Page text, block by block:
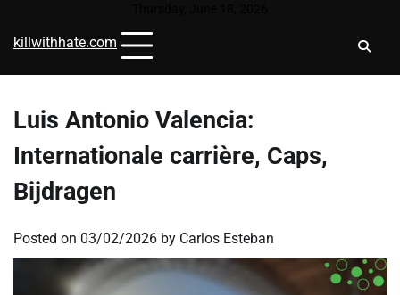
content
killwithhate.com
Luis Antonio Valencia:
Internationale carrière, Caps,
Bijdragen
Posted on 03/02/2026 by Carlos Esteban